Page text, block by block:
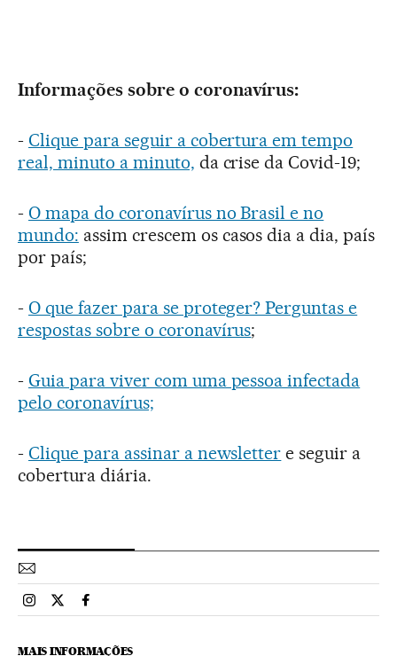
Informações sobre o coronavírus:
- Clique para seguir a cobertura em tempo
real, minuto a minuto, da crise da Covid-19;
- O mapa do coronavírus no Brasil e no
mundo: assim crescem os casos dia a dia, país
por país;
- O que fazer para se proteger? Perguntas e
respostas sobre o coronavírus;
- Guia para viver com uma pessoa infectada
pelo coronavírus;
- Clique para assinar a newsletter e seguir a
cobertura diária.
Esportes El País Brasil en Instagram
Esportes El País Brasil en Twitter
Esportes El País Brasil en Facebook
MAIS INFORMAÇÕES